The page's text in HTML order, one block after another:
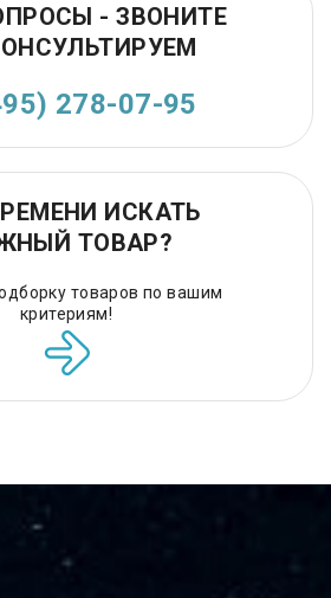
- ЗВОНИТЕ
278-07-95
ИСКАТЬ
ТОВАР?
товаров по вашим
критериям!